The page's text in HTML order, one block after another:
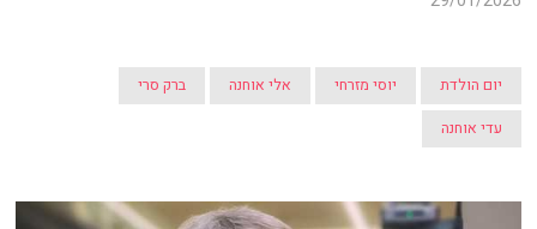
יום הולדת יוסי מזרחי אלי אוחנה
ברק סרי
עדי אוחנה